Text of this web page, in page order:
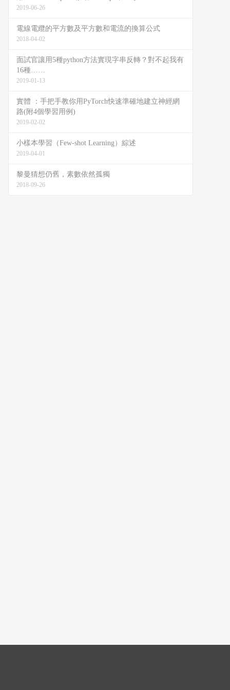
2019-06-26
電線電纜的平方數及平方數和電流的換算公式
2018-04-02
面試官讓用5種python方法實現字串反轉？對不起我有
16種……
2019-01-13
實體 ：手把手教你用PyTorch快速準確地建立神經網
路(附4個學習用例)
2019-02-02
小樣本學習（Few-shot Learning）綜述
2019-04-01
黎曼猜想仍舊，素數依然孤獨
2018-09-26